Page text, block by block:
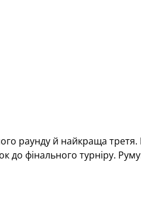
раунду й найкраща третя.
до фінального турніру.